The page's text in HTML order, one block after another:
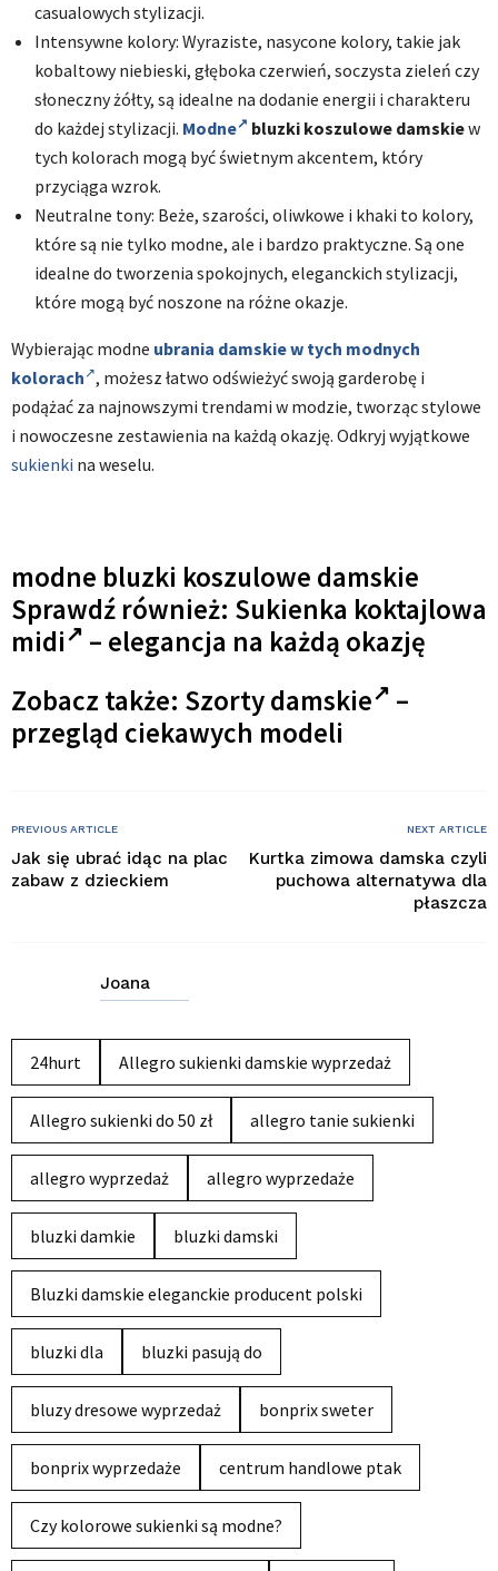
casualowych stylizacji.
Intensywne kolory: Wyraziste, nasycone kolory, takie jak
kobaltowy niebieski, głęboka czerwień, soczysta zieleń czy
słoneczny żółty, są idealne na dodanie energii i charakteru
do każdej stylizacji. Modne bluzki koszulowe damskiew
tych kolorach mogą być świetnym akcentem, który
przyciąga wzrok.
Neutralne tony: Beże, szarości, oliwkowe i khaki to kolory,
które są nie tylko modne, ale i bardzo praktyczne. Są one
idealne do tworzenia spokojnych, eleganckich stylizacji,
które mogą być noszone na różne okazje.
Wybierając modne ubrania damskiew tych modnych
kolorach , możesz łatwo odświeżyć swoją garderobę i
podążać za najnowszymi trendami w modzie, tworząc stylowe
i nowoczesne zestawienia na każdą okazję. Odkryj wyjątkowe
sukienki na weselu.
modne bluzki koszulowe damskie
Sprawdź również: Sukienka koktajlowa
midi
– elegancja na każdą okazję
Zobacz także: Szorty damskie
–
przegląd ciekawych modeli
PREVIOUS ARTICLE
Jak się ubrać idąc na plac
zabaw z dzieckiem
NEXT ARTICLE
Kurtka zimowa damska czyli
puchowa alternatywa dla
płaszcza
Joana
24hurt Allegro sukienki damskie wyprzedaż
Allegro sukienki do 50 zł allegro tanie sukienki
allegro wyprzedaż allegro wyprzedaże
bluzki damkie bluzki damski
Bluzki damskie eleganckie producent polski
bluzki dla bluzki pasują do
bluzy dresowe wyprzedaż bonprix sweter
bonprix wyprzedaże centrum handlowe ptak
Czy kolorowe sukienki są modne?